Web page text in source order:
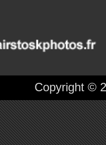
Copyright ©